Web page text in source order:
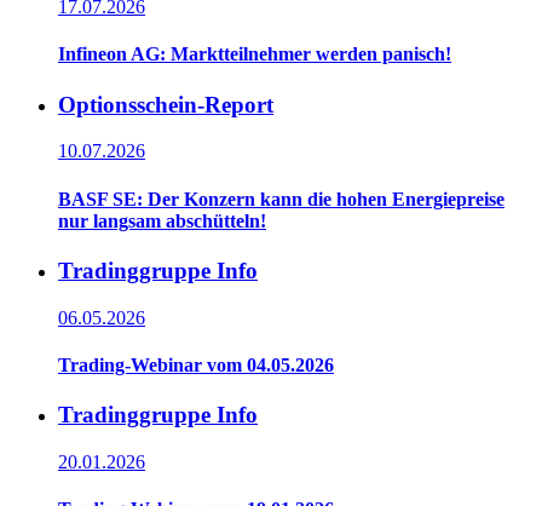
17.07.2026
Infineon AG: Marktteilnehmer werden panisch!
Optionsschein-Report
10.07.2026
BASF SE: Der Konzern kann die hohen Energiepreise
nur langsam abschütteln!
Tradinggruppe Info
06.05.2026
Trading-Webinar vom 04.05.2026
Tradinggruppe Info
20.01.2026